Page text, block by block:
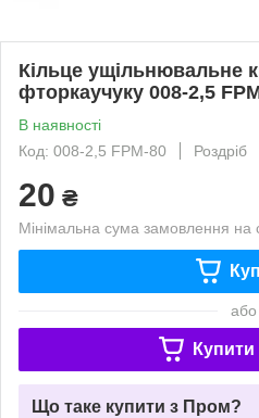
Кільце ущільнювальне
фторкаучуку 008-2,5
В наявності
Код: 008-2,5 FPM-80
Роздріб
20 ₴
Мінімальна сума замовлення на
або
Купити
Що таке купити з Пром?